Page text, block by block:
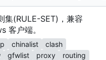
集(RULE-SET)，兼容
客户端。
chinalist
clash
gfwlist proxy
routing